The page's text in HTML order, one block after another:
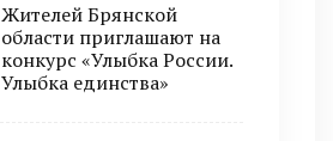
Жителей Брянской
области приглашают на
конкурс «Улыбка России.
Улыбка единства»